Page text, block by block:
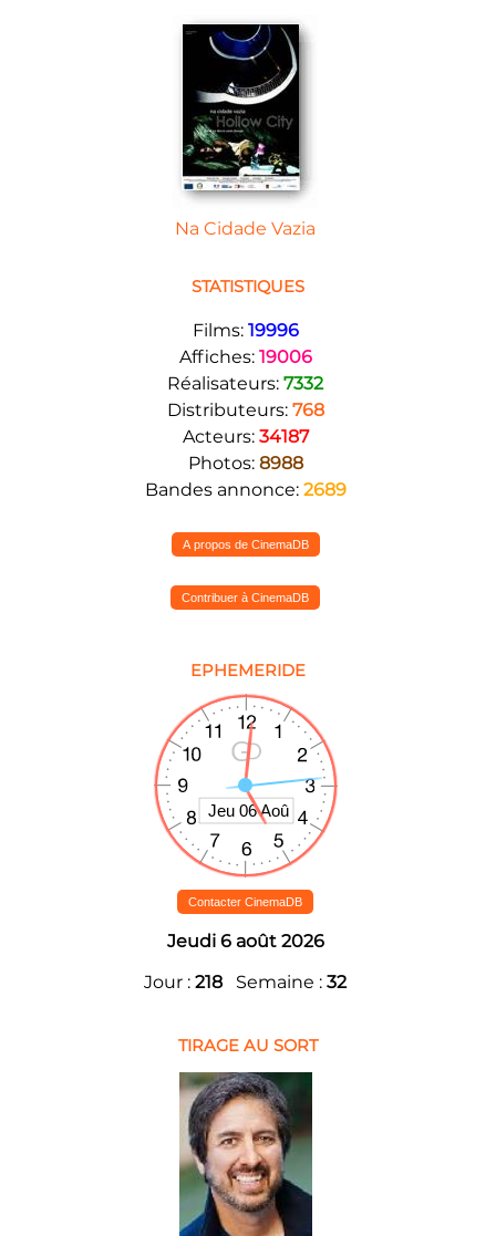
Na Cidade Vazia
STATISTIQUES
Films: 19996
Affiches: 19006
Réalisateurs: 7332
Distributeurs: 768
Acteurs: 34187
Photos: 8988
Bandes annonce: 2689
A propos de CinemaDB
Contribuer à CinemaDB
EPHEMERIDE
Contacter CinemaDB
Jeudi 6 août 2026
Jour : 218 Semaine : 32
TIRAGE AU SORT